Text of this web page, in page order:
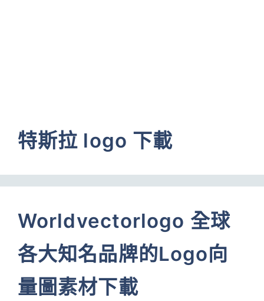
特斯拉 logo 下載
Worldvectorlogo 全球
各大知名品牌的Logo向
量圖素材下載